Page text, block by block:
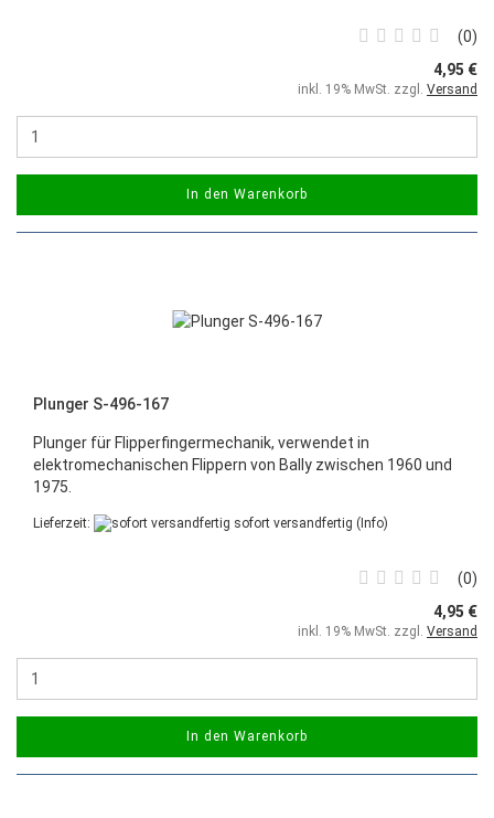
0
4,95 €
inkl. 19% MwSt. zzgl. Versand
In den Warenkorb
Plunger S-496-167
Plunger für Flipperfingermechanik, verwendet in
elektromechanischen Flippern von Bally zwischen 1960 und
1975.
Lieferzeit: sofort versandfertig (Info)
0
4,95 €
inkl. 19% MwSt. zzgl. Versand
In den Warenkorb